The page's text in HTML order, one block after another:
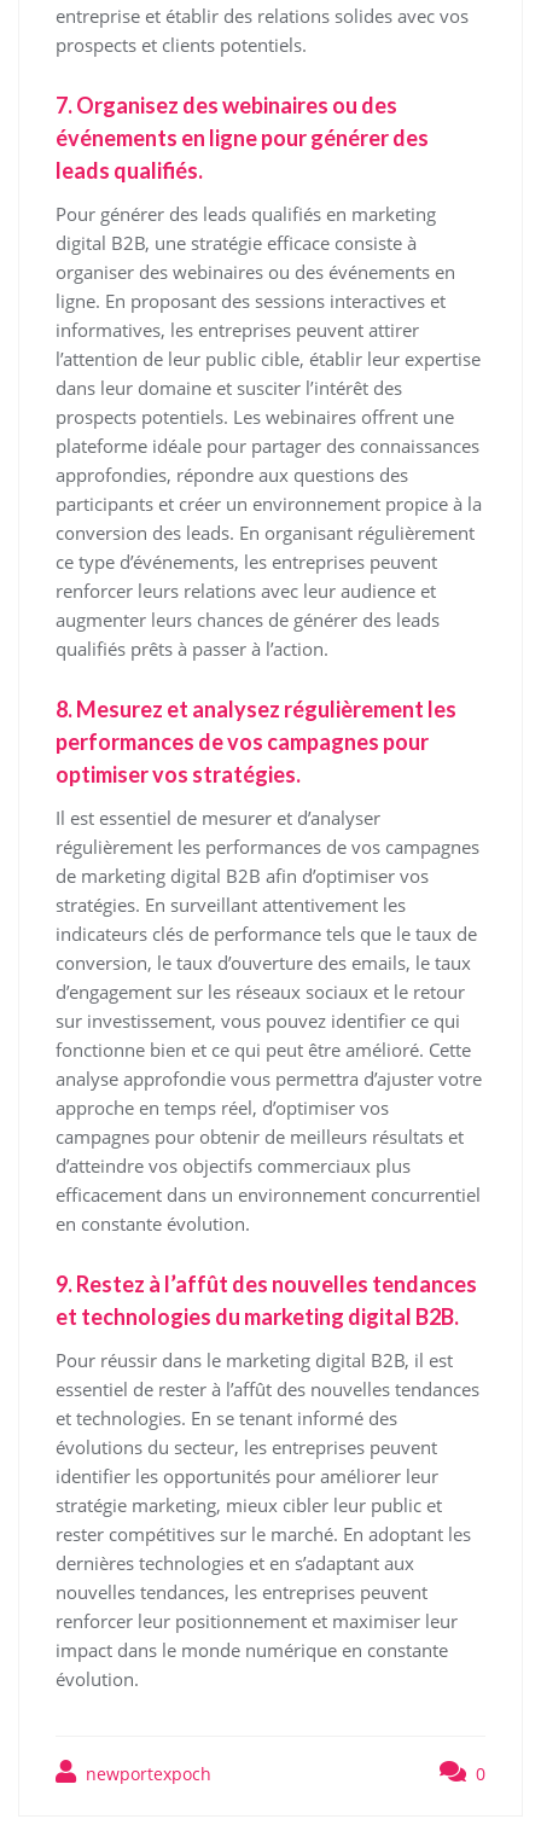
entreprise et établir des relations solides avec vos
prospects et clients potentiels.
7. Organisez des webinaires ou des
événements en ligne pour générer des
leads qualifiés.
Pour générer des leads qualifiés en marketing
digital B2B, une stratégie efficace consiste à
organiser des webinaires ou des événements en
ligne. En proposant des sessions interactives et
informatives, les entreprises peuvent attirer
l’attention de leur public cible, établir leur expertise
dans leur domaine et susciter l’intérêt des
prospects potentiels. Les webinaires offrent une
plateforme idéale pour partager des connaissances
approfondies, répondre aux questions des
participants et créer un environnement propice à la
conversion des leads. En organisant régulièrement
ce type d’événements, les entreprises peuvent
renforcer leurs relations avec leur audience et
augmenter leurs chances de générer des leads
qualifiés prêts à passer à l’action.
8. Mesurez et analysez régulièrement les
performances de vos campagnes pour
optimiser vos stratégies.
Il est essentiel de mesurer et d’analyser
régulièrement les performances de vos campagnes
de marketing digital B2B afin d’optimiser vos
stratégies. En surveillant attentivement les
indicateurs clés de performance tels que le taux de
conversion, le taux d’ouverture des emails, le taux
d’engagement sur les réseaux sociaux et le retour
sur investissement, vous pouvez identifier ce qui
fonctionne bien et ce qui peut être amélioré. Cette
analyse approfondie vous permettra d’ajuster votre
approche en temps réel, d’optimiser vos
campagnes pour obtenir de meilleurs résultats et
d’atteindre vos objectifs commerciaux plus
efficacement dans un environnement concurrentiel
en constante évolution.
9. Restez à l’affût des nouvelles tendances
et technologies du marketing digital B2B.
Pour réussir dans le marketing digital B2B, il est
essentiel de rester à l’affût des nouvelles tendances
et technologies. En se tenant informé des
évolutions du secteur, les entreprises peuvent
identifier les opportunités pour améliorer leur
stratégie marketing, mieux cibler leur public et
rester compétitives sur le marché. En adoptant les
dernières technologies et en s’adaptant aux
nouvelles tendances, les entreprises peuvent
renforcer leur positionnement et maximiser leur
impact dans le monde numérique en constante
évolution.
newportexpoch 0